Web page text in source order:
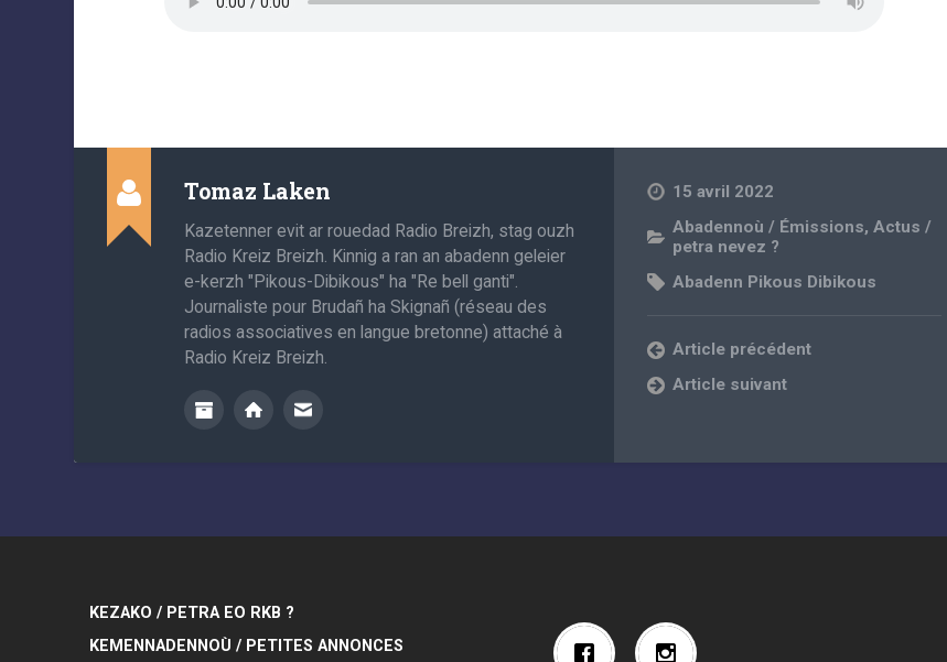
Tomaz Laken
Kazetenner evit ar rouedad Radio Breizh, stag ouzh
Radio Kreiz Breizh. Kinnig a ran an abadenn geleier
e-kerzh "Pikous-Dibikous" ha "Re bell ganti".
Journaliste pour Brudañ ha Skignañ (réseau des
radios associatives en langue bretonne) attaché à
Radio Kreiz Breizh.
15 avril 2022
Abadennoù / Émissions,Actus /
petra nevez ?
Abadenn Pikous Dibikous
Article précédent
Article suivant
KEZAKO / PETRA EO RKB ?
KEMENNADENNOÙ / PETITES ANNONCES